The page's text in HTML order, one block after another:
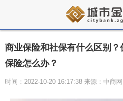
商业保险和社保有什么区别
保险怎么办？
时间：2022-10-20 16:17:38 来源：中商网